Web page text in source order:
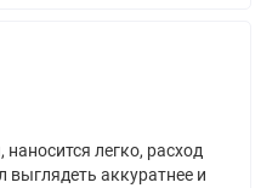
легко, расход
аккуратнее и